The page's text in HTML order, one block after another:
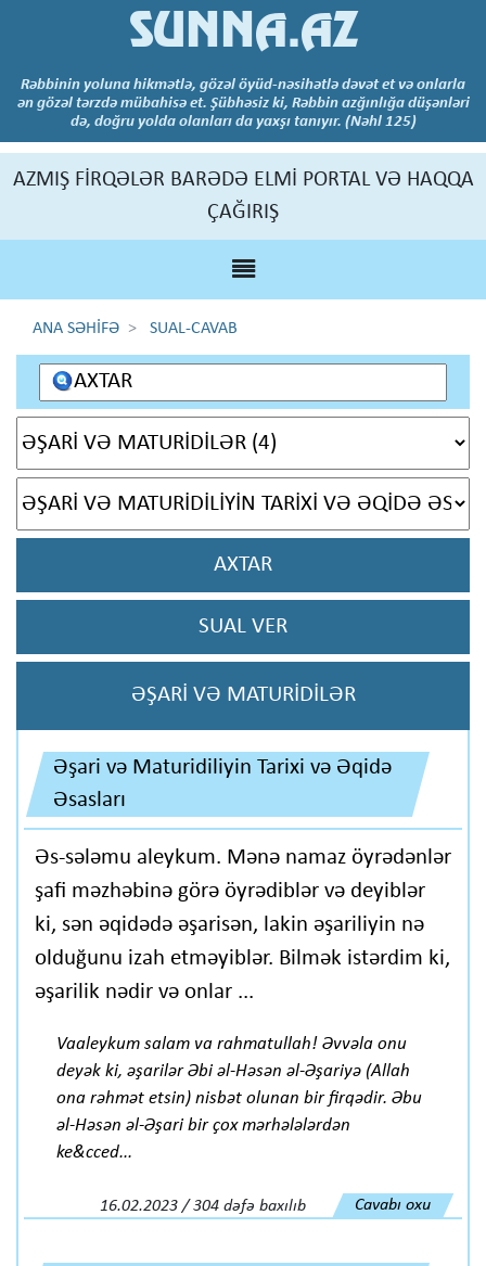
SUNNA.AZ
Rəbbinin yoluna hikmətlə, gözəl öyüd-nəsihətlə dəvət et və onlarla
ən gözəl tərzdə mübahisə et. Şübhəsiz ki, Rəbbin azğınlığa düşənləri
də, doğru yolda olanları da yaxşı tanıyır. (Nəhl 125)
AZMIŞ FİRQƏLƏR BARƏDƏ ELMİ PORTAL VƏ HAQQA
ÇAĞIRIŞ
ANA SƏHİFƏ SUAL-CAVAB
AXTAR
SUAL VER
ƏŞARİ VƏ MATURİDİLƏR
Əşari və Maturidiliyin Tarixi və Əqidə
Əsasları
Əs-sələmu aleykum. Mənə namaz öyrədənlər
şafi məzhəbinə görə öyrədiblər və deyiblər
ki, sən əqidədə əşarisən, lakin əşariliyin nə
olduğunu izah etməyiblər. Bilmək istərdim ki,
əşarilik nədir və onlar ...
Vaaleykum salam va rahmatullah! Əvvəla onu
deyək ki, əşarilər Əbi əl-Həsən əl-Əşariyə (Allah
ona rəhmət etsin) nisbət olunan bir firqədir. Əbu
əl-Həsən əl-Əşari bir çox mərhələlərdən
ke&cced...
16.02.2023 / 304 dəfə baxılıb Cavabı oxu